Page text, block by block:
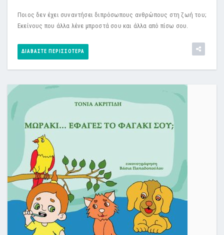
Ποιος δεν έχει συναντήσει διπρόσωπους ανθρώπους στη ζωή του;
Εκείνους που άλλα λένε μπροστά σου και άλλα από πίσω σου.
ΔΙΑΒΆΣΤΕ ΠΕΡΙΣΣΌΤΕΡΑ